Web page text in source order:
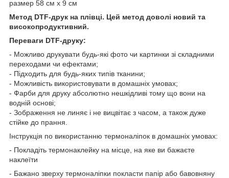
размер 58 см х 9 см
Метод DTF-друк на плівці. Цей метод доволі новий та
високопродуктивний.
Переваги DTF-друку:
- Можливо друкувати будь-які фото чи картинки зі складними
переходами чи ефектами;
- Підходить для будь-яких типів тканини;
- Можливість використовувати в домашніх умовах;
- Фарби для друку абсолютно нешкідливі тому що вони на
водній основі;
- Зображення не линяє і не вицвітає з часом, а також дуже
стійке до прання.
Інструкція по використанню термоналіпок в домашніх умовах:
- Покладіть термонаклейку на місце, на яке ви бажаєте
наклеїти
- Бажано зверху термоналіпки покласти папір або бавовняну